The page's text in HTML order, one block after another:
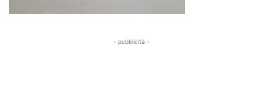
- pubblicità -